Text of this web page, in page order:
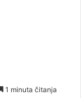
1 minuta čitanja